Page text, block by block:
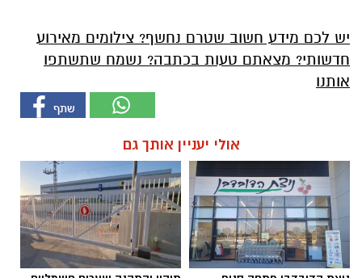
יש לכם מידע חשוב שטרם נחשף? צילומים מאירוע
חדשותי? מצאתם טעות בכתבה? נשמח שתשתפו
אותנו
אולי יעניין אותך גם